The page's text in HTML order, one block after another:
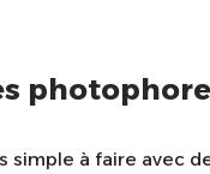
simple à faire avec